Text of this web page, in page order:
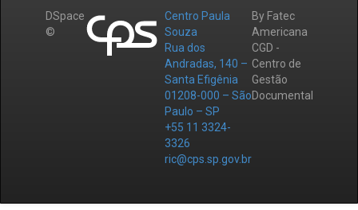
DSpace
©
Centro Paula
Souza
Rua dos
Andradas, 140 –
Santa Efigênia
01208-000 – São
Paulo – SP
+55 11 3324-
3326
ric@cps.sp.gov.br
By Fatec
Americana
CGD -
Centro de
Gestão
Documental